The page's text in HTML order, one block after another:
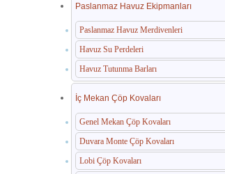
Paslanmaz Havuz Ekipmanları
Paslanmaz Havuz Merdivenleri
Havuz Su Perdeleri
Havuz Tutunma Barları
İç Mekan Çöp Kovaları
Genel Mekan Çöp Kovaları
Duvara Monte Çöp Kovaları
Lobi Çöp Kovaları